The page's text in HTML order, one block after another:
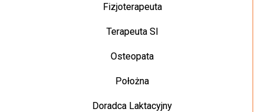
Fizjoterapeuta
Terapeuta SI
Osteopata
Położna
Doradca Laktacyjny